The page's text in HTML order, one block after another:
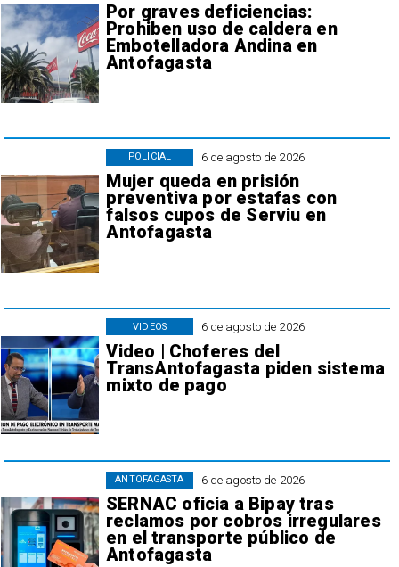
Por graves deficiencias:
Prohiben uso de caldera en
Embotelladora Andina en
Antofagasta
6 de agosto de 2026
Mujer queda en prisión
preventiva por estafas con
falsos cupos de Serviu en
Antofagasta
POLICIAL
6 de agosto de 2026
Video | Choferes del
TransAntofagasta piden sistema
mixto de pago
VIDEOS
6 de agosto de 2026
SERNAC oficia a Bipay tras
reclamos por cobros irregulares
en el transporte público de
Antofagasta
ANTOFAGASTA